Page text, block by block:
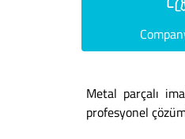
Metal parçalı
profesyonel